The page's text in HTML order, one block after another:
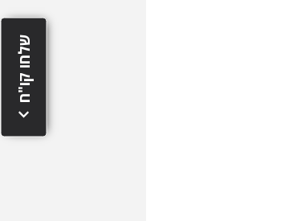
שלחו קו"ח